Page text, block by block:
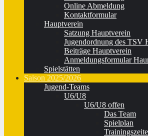
Online Abmeldung
Kontaktformular
Hauptverein
Satzung Hauptverein
Jugendordnung des TSV
Beiträge Hauptverein
Anmeldungsformular
Spielstätten
Saison 2025/2026
Jugend-Teams
U6/U8
U6/U8 offen
Das Team
Spielplan